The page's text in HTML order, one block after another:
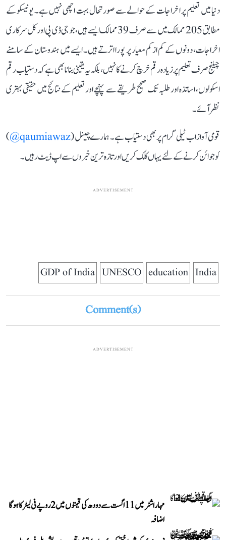
دنیا میں تعلیم پر اخراجات کے حوالے سے صورتحال بہت اچھی نہیں ہے۔ یونیسکو کے
مطابق 205 ممالک میں سے صرف 39 ممالک ایسے ہیں، جو جی ڈی پی اور کل سرکاری
اخراجات، دونوں کے کم از کم معیار پر پورا اترتے ہیں۔ ایسے میں ہندوستان کے سامنے
چیلنج صرف تعلیم پر زیادہ رقم خرچ کرنے کا نہیں، بلکہ یہ یقینی بنانا بھی ہے کہ دستیاب رقم
اسکولوں، اساتذہ اور طلبہ تک صحیح طریقے سے پہنچے اور تعلیم کے نتائج میں حقیقی بہتری
نظر آئے۔
قومی آواز اب ٹیلی گرام پر بھی دستیاب ہے۔ ہمارے چینل (qaumiawaz@
)
کو جوائن کرنے کے لئے یہاں کلک کریں اور تازہ ترین خبروں سے اپ ڈیٹ رہیں۔
ADVERTISEMENT
India
education
UNESCO
GDP of India
Comment(s)
ADVERTISEMENT
مہاراشٹر میں 11 اگست سے دودھ کی قیمتوں میں 2 روپے فی لیٹر کا ہوگا
اضافہ